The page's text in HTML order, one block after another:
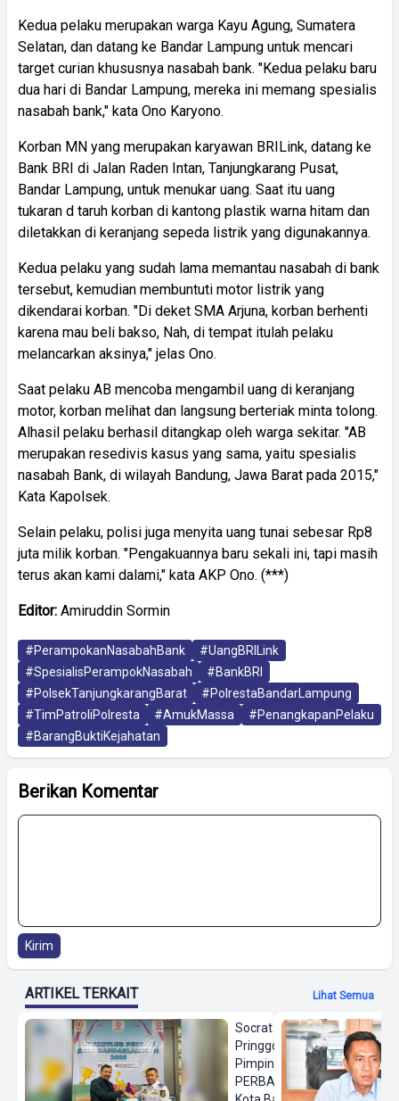
Kedua pelaku merupakan warga Kayu Agung, Sumatera
Selatan, dan datang ke Bandar Lampung untuk mencari
target curian khususnya nasabah bank. "Kedua pelaku baru
dua hari di Bandar Lampung, mereka ini memang spesialis
nasabah bank," kata Ono Karyono.
Korban MN yang merupakan karyawan BRILink, datang ke
Bank BRI di Jalan Raden Intan, Tanjungkarang Pusat,
Bandar Lampung, untuk menukar uang. Saat itu uang
tukaran d taruh korban di kantong plastik warna hitam dan
diletakkan di keranjang sepeda listrik yang digunakannya.
Kedua pelaku yang sudah lama memantau nasabah di bank
tersebut, kemudian membuntuti motor listrik yang
dikendarai korban. "Di deket SMA Arjuna, korban berhenti
karena mau beli bakso, Nah, di tempat itulah pelaku
melancarkan aksinya," jelas Ono.
Saat pelaku AB mencoba mengambil uang di keranjang
motor, korban melihat dan langsung berteriak minta tolong.
Alhasil pelaku berhasil ditangkap oleh warga sekitar. "AB
merupakan resedivis kasus yang sama, yaitu spesialis
nasabah Bank, di wilayah Bandung, Jawa Barat pada 2015,"
Kata Kapolsek.
Selain pelaku, polisi juga menyita uang tunai sebesar Rp8
juta milik korban. "Pengakuannya baru sekali ini, tapi masih
terus akan kami dalami," kata AKP Ono. (***)
Editor: Amiruddin Sormin
#PerampokanNasabahBank
#UangBRILink
#SpesialisPerampokNasabah
#BankBRI
#PolsekTanjungkarangBarat
#PolrestaBandarLampung
#TimPatroliPolresta
#AmukMassa
#PenangkapanPelaku
#BarangBuktiKejahatan
Berikan Komentar
Kirim
ARTIKEL TERKAIT Lihat Semua
Socrat
Pringgodanu
Pimpin
PERBASI